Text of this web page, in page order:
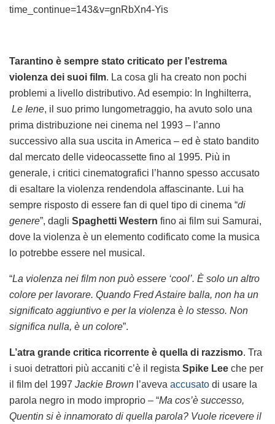
time_continue=143&v=gnRbXn4-Yis
Tarantino è sempre stato criticato per l’estrema
violenza dei suoi film. La cosa gli ha creato non pochi
problemi a livello distributivo. Ad esempio: In Inghilterra,
Le Iene, il suo primo lungometraggio, ha avuto solo una
prima distribuzione nei cinema nel 1993 – l’anno
successivo alla sua uscita in America – ed è stato bandito
dal mercato delle videocassette fino al 1995. Più in
generale, i critici cinematografici l’hanno spesso accusato
di esaltare la violenza rendendola affascinante. Lui ha
sempre risposto di essere fan di quel tipo di cinema “di
genere”, dagli Spaghetti Western fino ai film sui Samurai,
dove la violenza è un elemento codificato come la musica
lo potrebbe essere nel musical.
“La violenza nei film non può essere ‘cool’. È solo un altro
colore per lavorare. Quando Fred Astaire balla, non ha un
significato aggiuntivo e per la violenza è lo stesso. Non
significa nulla, è un colore”.
L’atra grande critica ricorrente è quella di razzismo. Tra
i suoi detrattori più accaniti c’è il regista Spike Lee che per
il film del 1997 Jackie Brown l’aveva accusato di usare la
parola negro in modo improprio – “Ma cos’è successo,
Quentin si è innamorato di quella parola? Vuole ricevere il